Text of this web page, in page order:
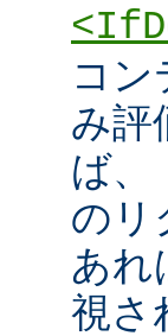
コン
み評
ば、
のリ
あれ
視さ